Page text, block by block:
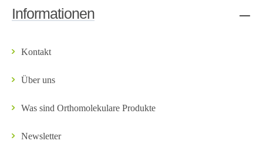
Informationen
Kontakt
Über uns
Was sind Orthomolekulare Produkte
Newsletter